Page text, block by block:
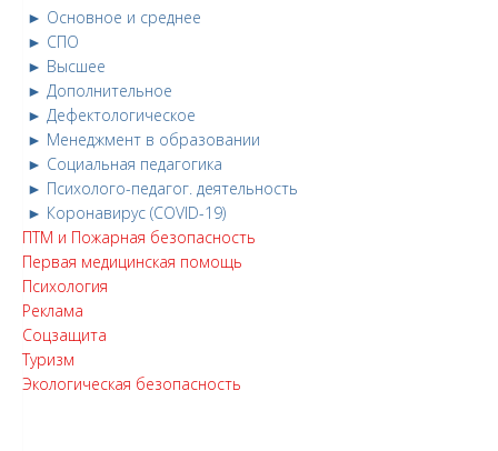
► Основное и среднее
► СПО
► Высшее
► Дополнительное
► Дефектологическое
► Менеджмент в образовании
► Социальная педагогика
► Психолого-педагог. деятельность
► Коронавирус (COVID-19)
ПТМ и Пожарная безопасность
Первая медицинская помощь
Психология
Реклама
Соцзащита
Туризм
Экологическая безопасность